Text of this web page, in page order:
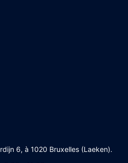
6, à 1020 Bruxelles (Laeken).